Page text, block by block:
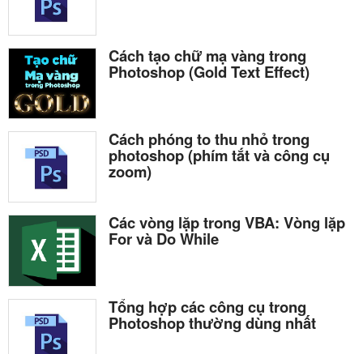
Cách tạo chữ mạ vàng trong
Photoshop (Gold Text Effect)
Cách phóng to thu nhỏ trong
photoshop (phím tắt và công cụ
zoom)
Các vòng lặp trong VBA: Vòng lặp
For và Do While
Tổng hợp các công cụ trong
Photoshop thường dùng nhất